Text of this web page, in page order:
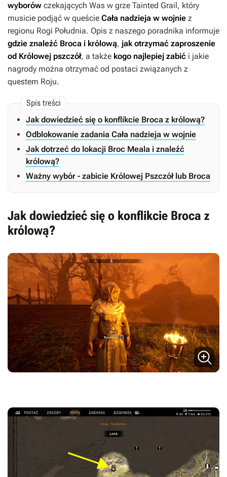
wyborów czekających Was w grze Tainted Grail, który
musicie podjąć w queście Cała nadzieja w wojnie z
regionu Rogi Południa. Opis z naszego poradnika informuje
gdzie znaleźć Broca i królową, jak otrzymać zaproszenie
od Królowej pszczół, a także kogo najlepiej zabić i jakie
nagrody można otrzymać od postaci związanych z
questem Roju.
Jak dowiedzieć się o konflikcie Broca z królową?
Odblokowanie zadania Cała nadzieja w wojnie
Jak dotrzeć do lokacji Broc Meala i znaleźć
królową?
Ważny wybór - zabicie Królowej Pszczół lub Broca
Jak dowiedzieć się o konflikcie Broca z
królową?